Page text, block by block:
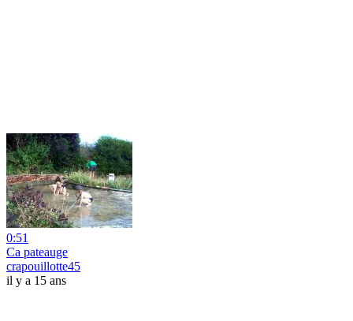
0:51
Ca pateauge
crapouillotte45
il y a 15 ans